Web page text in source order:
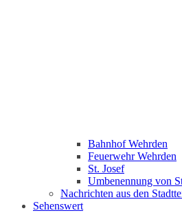
Bahnhof Wehrden
Feuerwehr Wehrden
St. Josef
Umbenennung von
Nachrichten aus den
Sehenswert